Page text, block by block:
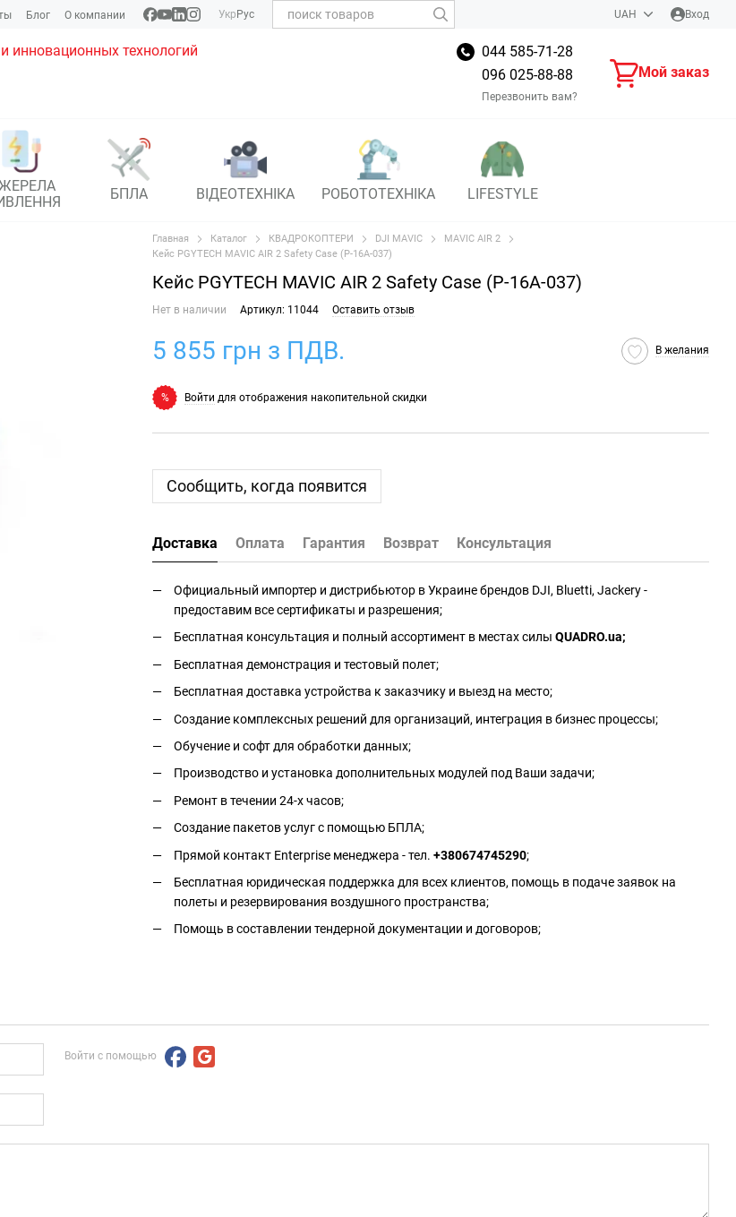
Блог О компании Укр Рус UAH Вход
инновационных технологий
044 585-71-28
096 025-88-88
Перезвонить вам?
Мой заказ
БПЛА ВІДЕОТЕХНІКА РОБОТОТЕХНІКА LIFESTYLE
Главная Каталог КВАДРОКОПТЕРИ DJI MAVIC
MAVIC AIR 2
Кейс PGYTECH MAVIC AIR 2 Safety Case (P-16A-037)
Кейс PGYTECH MAVIC AIR 2 Safety Case (P-16A-037)
Нет в наличии Артикул: 11044 Оставить отзыв
5 855 грн з ПДВ. В желания
% Войти для отображения накопительной скидки
Сообщить, когда появится
Доставка Оплата Гарантия Возврат Консультация
Официальный импортер и дистрибьютор в Украине брендов DJI, Bluetti, Jackery -
предоставим все сертификаты и разрешения;
Бесплатная консультация и полный ассортимент в местах силы QUADRO.ua;
Бесплатная демонстрация и тестовый полет;
Бесплатная доставка устройства к заказчику и выезд на место;
Создание комплексных решений для организаций, интеграция в бизнес процессы;
Обучение и софт для обработки данных;
Производство и установка дополнительных модулей под Ваши задачи;
Ремонт в течении 24-х часов;
Создание пакетов услуг с помощью БПЛА;
Прямой контакт Enterprise менеджера - тел. +380674745290;
Бесплатная юридическая поддержка для всех клиентов, помощь в подаче заявок на
полеты и резервирования воздушного пространства;
Помощь в составлении тендерной документации и договоров;
Войти с помощью